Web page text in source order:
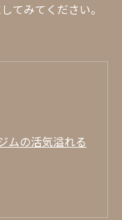
てみてください。
ムの活気溢れる
空間、名古屋の